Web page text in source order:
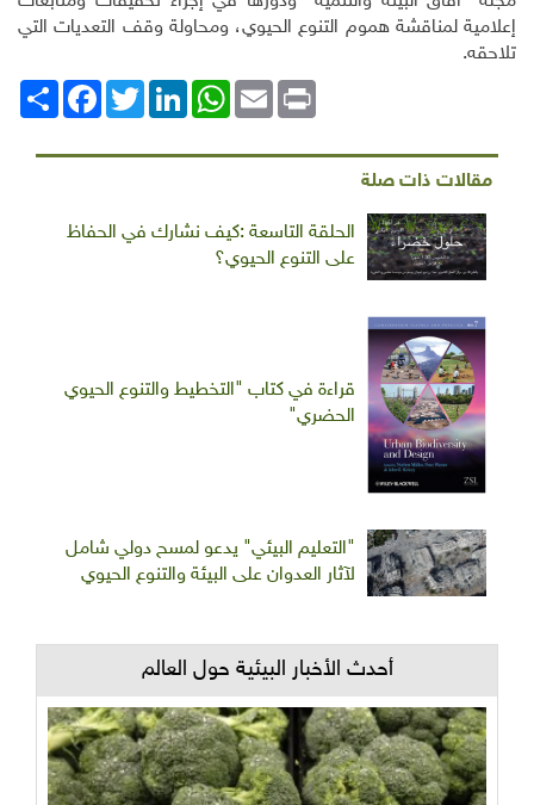
إعلامية لمناقشة هموم التنوع الحيوي، ومحاولة وقف التعديات التي
تلاحقه.
انشر
FacebookTwitterLinkedIn
WhatsAppEmail Print
مقالات ذات صلة
الحلقة التاسعة :كيف نشارك في الحفاظ
على التنوع الحيوي؟
قراءة في كتاب "التخطيط والتنوع الحيوي
الحضري"
"التعليم البيئي" يدعو لمسح دولي شامل
لآثار العدوان على البيئة والتنوع الحيوي
أحدث الأخبار البيئية حول العالم